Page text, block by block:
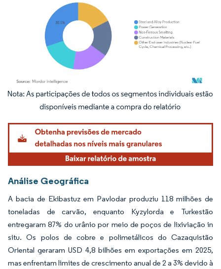
Imagem © Mordor Intelligence. O reuso requer atribuição conforme CC BY 4.0.
Análise Geográfica
A bacia de Ekibastuz em Pavlodar produziu 118 milhões de
toneladas de carvão, enquanto Kyzylorda e Turkestão
entregaram 87% do urânio por meio de poços de lixiviação in
situ. Os polos de cobre e polimetálicos do Cazaquistão
Oriental geraram USD 4,8 bilhões em exportações em 2025,
mas enfrentam limites de crescimento anual de 2 a 3% devido à